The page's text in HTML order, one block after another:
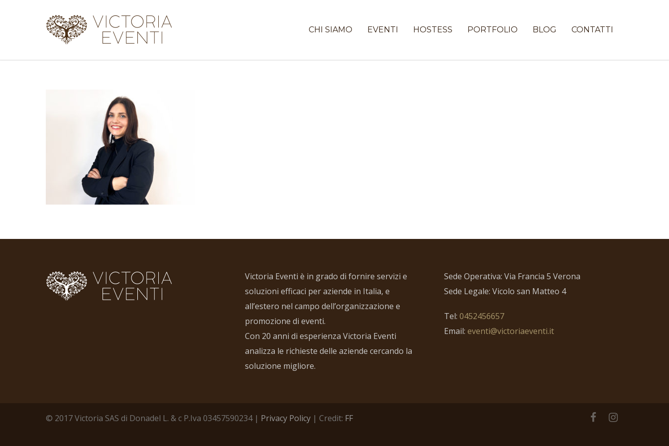
CHI SIAMO EVENTI HOSTESS PORTFOLIO BLOG CONTATTI
Victoria Eventi è in grado di fornire servizi e
soluzioni efficaci per aziende in Italia, e
all’estero nel campo dell’organizzazione e
promozione di eventi.
Con 20 anni di esperienza Victoria Eventi
analizza le richieste delle aziende cercando la
soluzione migliore.
Sede Operativa: Via Francia 5 Verona
Sede Legale: Vicolo san Matteo 4
Tel: 0452456657
Email: eventi@victoriaeventi.it
© 2017 Victoria SAS di Donadel L. & c P.Iva 03457590234 | Privacy Policy | Credit: FF